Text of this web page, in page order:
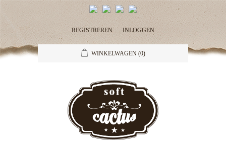
REGISTREREN INLOGGEN
WINKELWAGEN (0)